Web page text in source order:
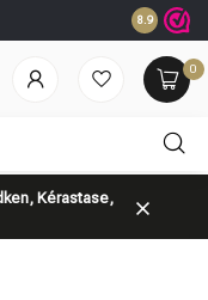
Vor 23:59
8.9
0
Kérastase,